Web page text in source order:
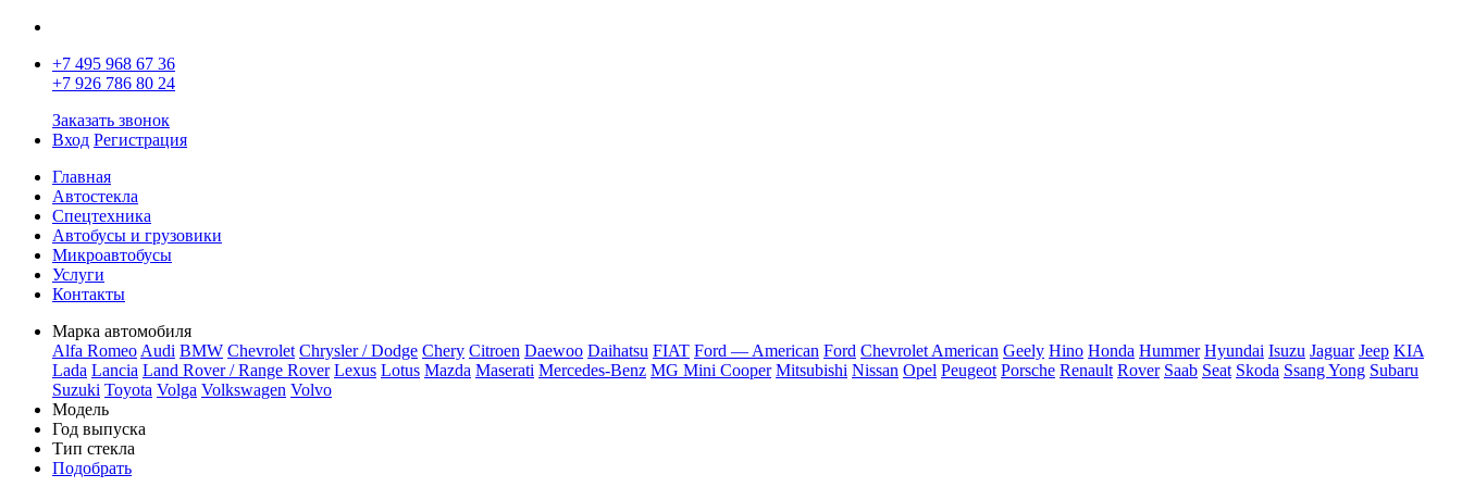
+7 495 968 67 36
+7 926 786 80 24
Заказать звонок
Вход Регистрация
Главная
Автостекла
Спецтехника
Автобусы и грузовики
Микроавтобусы
Услуги
Контакты
Марка автомобиля
Alfa Romeo Audi BMW Chevrolet Chrysler / Dodge Chery Citroen Daewoo Daihatsu FIAT Ford — American Ford Chevrolet American Geely Hino Honda Hummer Hyundai Isuzu Jaguar Jeep KIA
Lada Lancia Land Rover / Range Rover Lexus Lotus Mazda Maserati Mercedes-Benz MG Mini Cooper Mitsubishi Nissan Opel Peugeot Porsche Renault Rover Saab Seat Skoda Ssang Yong Subaru
Suzuki Toyota Volga Volkswagen Volvo
Модель
Год выпуска
Тип стекла
Подобрать